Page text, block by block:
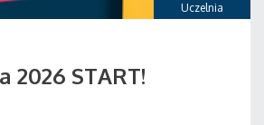
Uczelnia
2026 START!